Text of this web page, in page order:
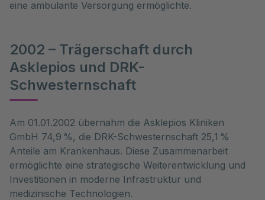
eine ambulante Versorgung ermöglichte.
2002 – Trägerschaft durch
Asklepios und DRK-
Schwesternschaft
Am 01.01.2002 übernahm die Asklepios Kliniken
GmbH 74,9 %, die DRK-Schwesternschaft 25,1 %
Anteile am Krankenhaus. Diese Zusammenarbeit
ermöglichte eine strategische Weiterentwicklung und
Investitionen in moderne Infrastruktur und
medizinische Technologien.